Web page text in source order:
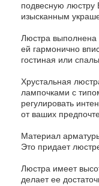
подвесную люстру
изысканным
Люстра выполнена
ей гармонично
гостиная или
Хрустальная
лампочками с
регулировать
от ваших
Материал
Это придает
Люстра имеет
делает ее